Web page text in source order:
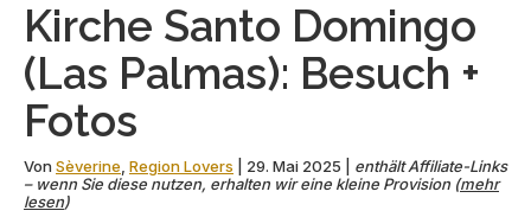
Kirche Santo Domingo
(Las Palmas): Besuch +
Fotos
Von Sèverine Region Lovers 29. Mai 2025
enthält Affiliate-Links
– wenn Sie diese nutzen, erhalten wir eine kleine Provision (mehr
lesen)